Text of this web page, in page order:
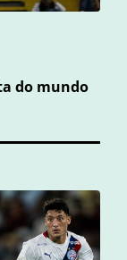
do mundo